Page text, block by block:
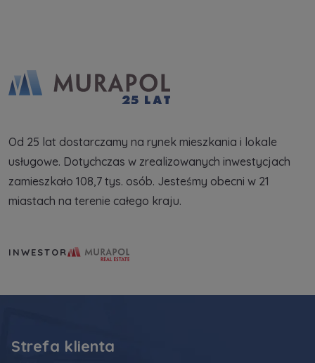
Od 25 lat dostarczamy na rynek mieszkania i lokale
usługowe. Dotychczas w zrealizowanych inwestycjach
zamieszkało 108,7 tys. osób. Jesteśmy obecni w 21
miastach na terenie całego kraju.
INWESTOR Murapol Real Estate S.A.
Strefa klienta